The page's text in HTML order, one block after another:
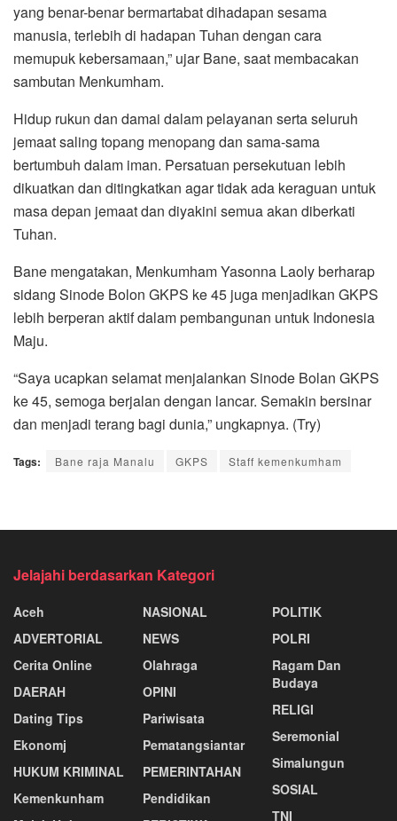
yang benar-benar bermartabat dihadapan sesama
manusia, terlebih di hadapan Tuhan dengan cara
memupuk kebersamaan,” ujar Bane, saat membacakan
sambutan Menkumham.
Hidup rukun dan damai dalam pelayanan serta seluruh
jemaat saling topang menopang dan sama-sama
bertumbuh dalam iman. Persatuan persekutuan lebih
dikuatkan dan ditingkatkan agar tidak ada keraguan untuk
masa depan jemaat dan diyakini semua akan diberkati
Tuhan.
Bane mengatakan, Menkumham Yasonna Laoly berharap
sidang Sinode Bolon GKPS ke 45 juga menjadikan GKPS
lebih berperan aktif dalam pembangunan untuk Indonesia
Maju.
“Saya ucapkan selamat menjalankan Sinode Bolan GKPS
ke 45, semoga berjalan dengan lancar. Semakin bersinar
dan menjadi terang bagi dunia,” ungkapnya. (Try)
Tags: Bane raja Manalu GKPS Staff kemenkumham
Jelajahi berdasarkan Kategori
Aceh
ADVERTORIAL
Cerita Online
DAERAH
Dating Tips
Ekonomj
HUKUM KRIMINAL
Kemenkunham
NASIONAL
NEWS
Olahraga
OPINI
Pariwisata
Pematangsiantar
PEMERINTAHAN
Pendidikan
POLITIK
POLRI
Ragam Dan
Budaya
RELIGI
Seremonial
Simalungun
SOSIAL
TNI